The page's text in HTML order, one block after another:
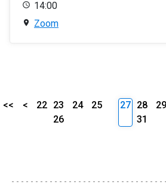
14:00
Zoom
<< < 22 23 24
25
26
27 28 29
31